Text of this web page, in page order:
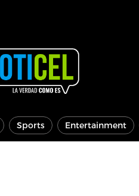
Sports Entertainment